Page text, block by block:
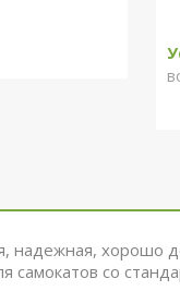
надежная, хорошо
самокатов со